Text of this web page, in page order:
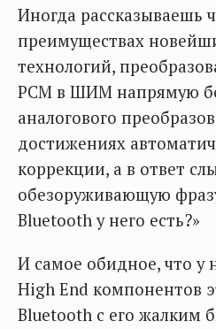
Иногда рассказываешь
преимуществах
технологий,
PCM в ШИМ напрямую
аналогового
достижениях
коррекции, а в ответ
обезоруживающую
Bluetooth у него есть?»
И самое обидное, что у
High End компонентов
Bluetooth с его жалким